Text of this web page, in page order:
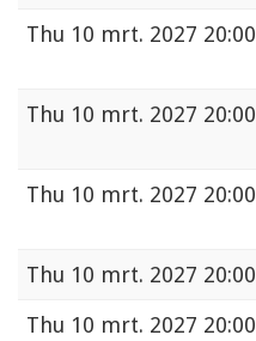
Thu 10 mrt. 2027 20:00
Thu 10 mrt. 2027 20:00
Thu 10 mrt. 2027 20:00
Thu 10 mrt. 2027 20:00
Thu 10 mrt. 2027 20:00